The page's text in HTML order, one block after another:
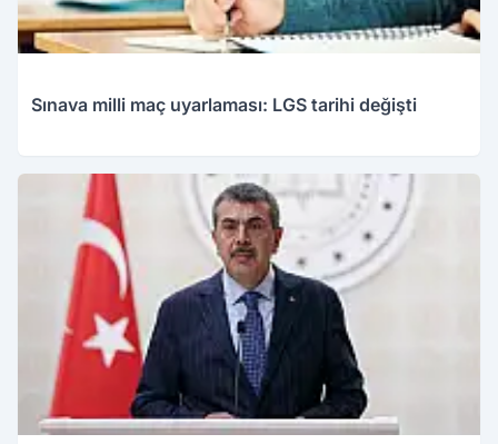
Sınava milli maç uyarlaması: LGS tarihi değişti